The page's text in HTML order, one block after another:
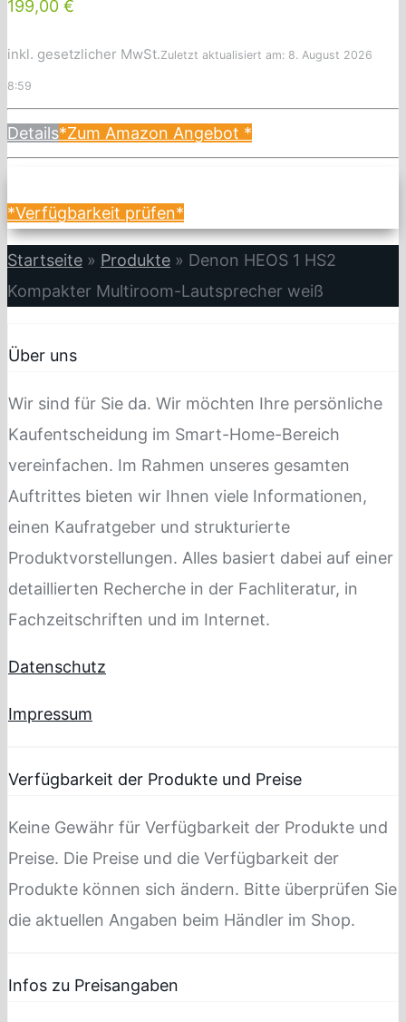
199,00 €
inkl. gesetzlicher MwSt.Zuletzt aktualisiert am: 8. August 2026
8:59
Details*Zum Amazon Angebot *
*Verfügbarkeit prüfen*
Startseite » Produkte » Denon HEOS 1 HS2
Kompakter Multiroom-Lautsprecher weiß
Über uns
Wir sind für Sie da. Wir möchten Ihre persönliche
Kaufentscheidung im Smart-Home-Bereich
vereinfachen. Im Rahmen unseres gesamten
Auftrittes bieten wir Ihnen viele Informationen,
einen Kaufratgeber und strukturierte
Produktvorstellungen. Alles basiert dabei auf einer
detaillierten Recherche in der Fachliteratur, in
Fachzeitschriften und im Internet.
Datenschutz
Impressum
Verfügbarkeit der Produkte und Preise
Keine Gewähr für Verfügbarkeit der Produkte und
Preise. Die Preise und die Verfügbarkeit der
Produkte können sich ändern. Bitte überprüfen Sie
die aktuellen Angaben beim Händler im Shop.
Infos zu Preisangaben